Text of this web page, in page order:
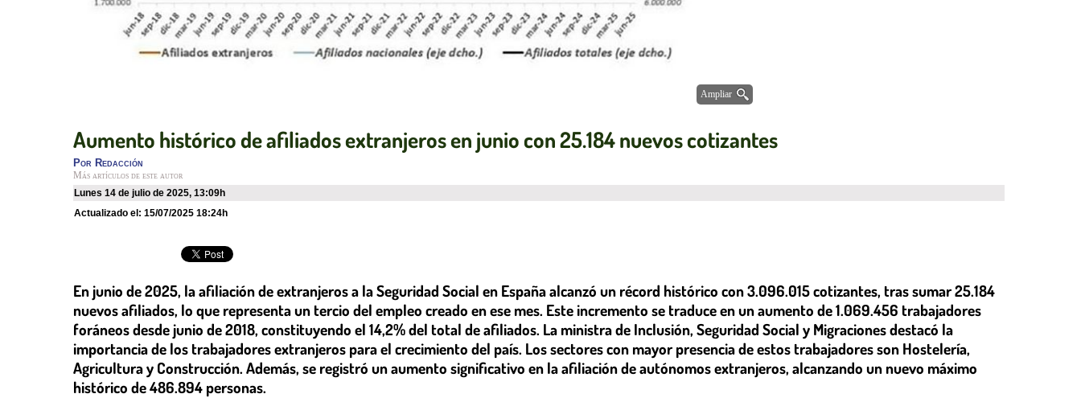
Ampliar
Aumento histórico de afiliados extranjeros en junio con 25.184 nuevos cotizantes
Por Redacción
Más artículos de este autor
lunes 14 de julio de 2025, 13:09h
Actualizado el: 15/07/2025 18:24h
En junio de 2025, la afiliación de extranjeros a la Seguridad Social en España alcanzó un récord histórico con 3.096.015 cotizantes, tras sumar 25.184
nuevos afiliados, lo que representa un tercio del empleo creado en ese mes. Este incremento se traduce en un aumento de 1.069.456 trabajadores
foráneos desde junio de 2018, constituyendo el 14,2% del total de afiliados. La ministra de Inclusión, Seguridad Social y Migraciones destacó la
importancia de los trabajadores extranjeros para el crecimiento del país. Los sectores con mayor presencia de estos trabajadores son Hostelería,
Agricultura y Construcción. Además, se registró un aumento significativo en la afiliación de autónomos extranjeros, alcanzando un nuevo máximo
histórico de 486.894 personas.